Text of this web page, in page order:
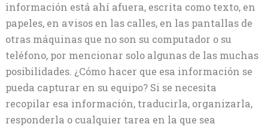
información está ahí afuera, escrita como texto, en
papeles, en avisos en las calles, en las pantallas de
otras máquinas que no son su computador o su
teléfono, por mencionar solo algunas de las muchas
posibilidades. ¿Cómo hacer que esa información se
pueda capturar en su equipo? Si se necesita
recopilar esa información, traducirla, organizarla,
responderla o cualquier tarea en la que sea